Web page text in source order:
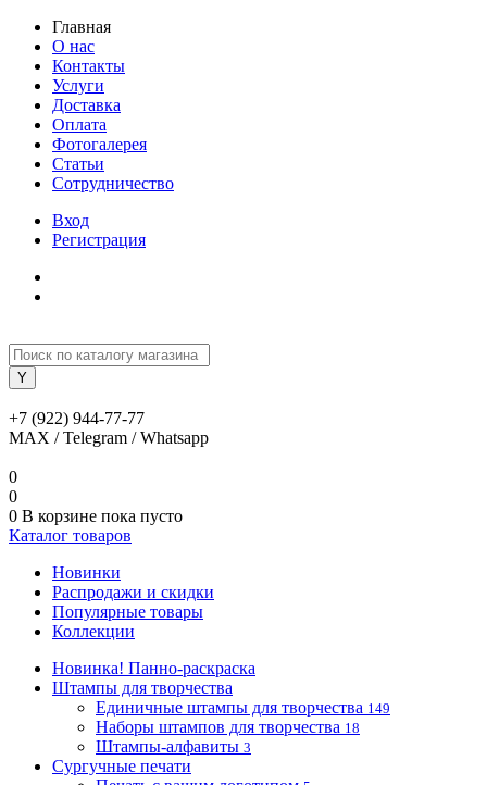
Главная
О нас
Контакты
Услуги
Доставка
Оплата
Фотогалерея
Статьи
Сотрудничество
Вход
Регистрация
+7 (922) 944-77-77
MAX / Telegram / Whatsapp
0
0
0 В корзине пока пусто
Каталог товаров
Новинки
Распродажи и скидки
Популярные товары
Коллекции
Новинка! Панно-раскраска
Штампы для творчества
Единичные штампы для творчества 149
Наборы штампов для творчества 18
Штампы-алфавиты 3
Сургучные печати